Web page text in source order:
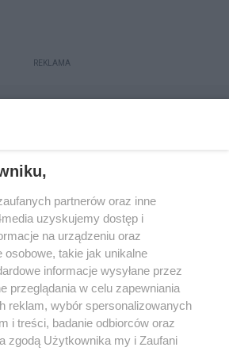
REKLAMA
Reklama
Regulamin
Polityka prywatności
się do newslettera
partnerów oraz inne
uzyskujemy dostęp i
na urządzeniu oraz
osobowe, takie jak unikalne
informacje wysyłane przez
przeglądania w celu zapewniania
reklam, wybór spersonalizowanych
i treści, badanie odbiorców oraz
zgodą Użytkownika my i Zaufani